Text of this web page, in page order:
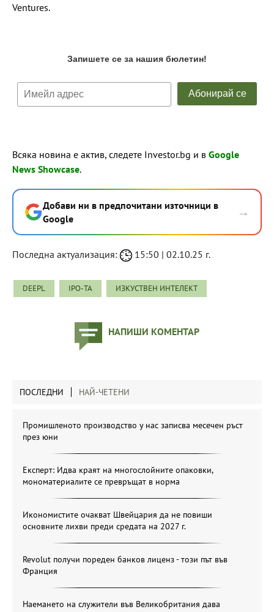
Ventures.
Всяка новина е актив, следете Investor.bg и в Google
News Showcase.
Добави ни в предпочитани източници в
Google
→
Последна актуализация: 15:50 | 02.10.25 г.
DEEPL IPO-ТА ИЗКУСТВЕН ИНТЕЛЕКТ
НАПИШИ КОМЕНТАР
ПОСЛЕДНИ НАЙ-ЧЕТЕНИ
Промишленото производство у нас записва месечен ръст
през юни
Експерт: Идва краят на многослойните опаковки,
мономатериалите се превръщат в норма
Икономистите очакват Швейцария да не повиши
основните лихви преди средата на 2027 г.
Revolut получи пореден банков лиценз - този път във
Франция
Наемането на служители във Великобритания дава